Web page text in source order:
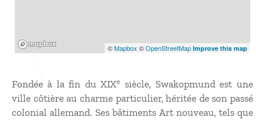
©Mapbox ©OpenStreetMap Improve this map
Fondée à la fin du XIXe siècle, Swakopmund est une
ville côtière au charme particulier, héritée de son passé
colonial allemand. Ses bâtiments Art nouveau, tels que